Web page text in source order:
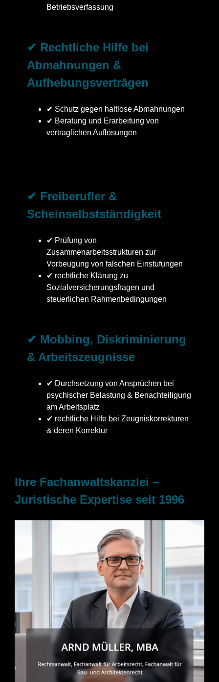
Betriebsverfassung
✔ Rechtliche Hilfe bei
Abmahnungen &
Aufhebungsverträgen
✔ Schutz gegen haltlose Abmahnungen
✔ Beratung und Erarbeitung von
vertraglichen Auflösungen
✔ Freiberufler &
Scheinselbstständigkeit
✔ Prüfung von
Zusammenarbeitsstrukturen zur
Vorbeugung von falschen Einstufungen
✔ rechtliche Klärung zu
Sozialversicherungsfragen und
steuerlichen Rahmenbedingungen
✔ Mobbing, Diskriminierung
& Arbeitszeugnisse
✔ Durchsetzung von Ansprüchen bei
psychischer Belastung & Benachteiligung
am Arbeitsplatz
✔ rechtliche Hilfe bei Zeugniskorrekturen
& deren Korrektur
Ihre Fachanwaltskanzlei –
Juristische Expertise seit 1996